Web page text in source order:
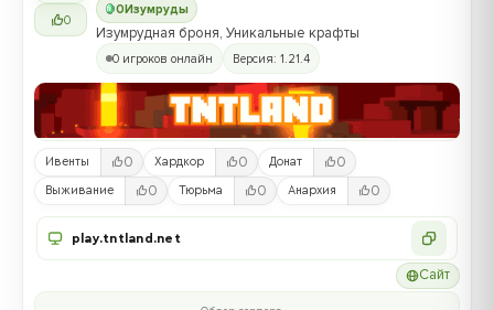
0
0Изумруды
Изумрудная броня, Уникальные крафты
0 игроков онлайн Версия: 1.21.4
Ивенты 0 Хардкор 0 Донат 0
Выживание 0 Тюрьма 0 Анархия 0
play.tntland.net
Сайт